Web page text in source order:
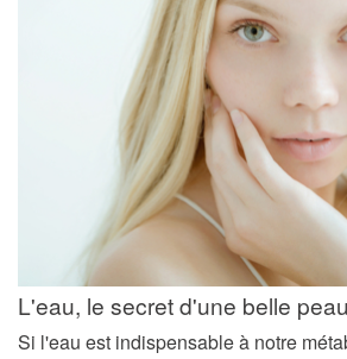
L'eau, le secret d'une belle peau
Si l'eau est indispensable à notre